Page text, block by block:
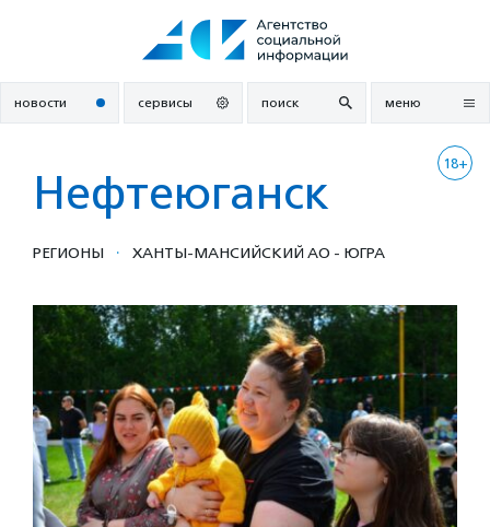
новости сервисы поиск меню
18+
Нефтеюганск
РЕГИОНЫ · ХАНТЫ-МАНСИЙСКИЙ АО - ЮГРА